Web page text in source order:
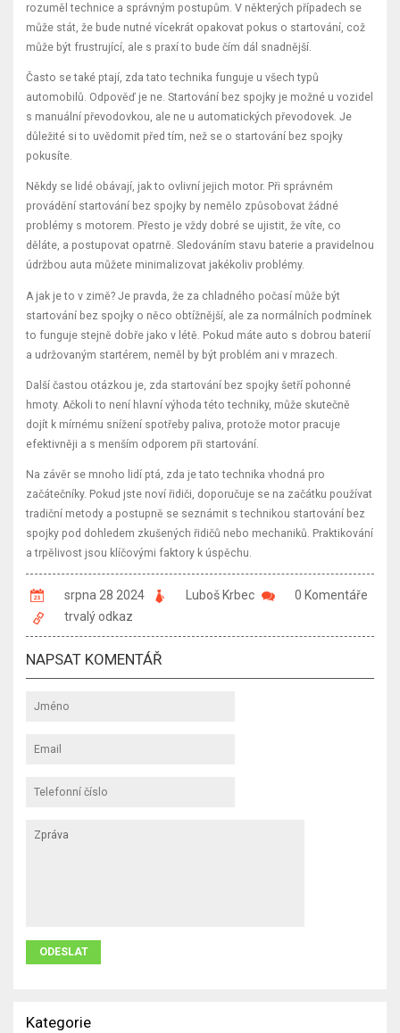
rozuměl technice a správným postupům. V některých případech se
může stát, že bude nutné vícekrát opakovat pokus o startování, což
může být frustrující, ale s praxí to bude čím dál snadnější.
Často se také ptají, zda tato technika funguje u všech typů
automobilů. Odpověď je ne. Startování bez spojky je možné u vozidel
s manuální převodovkou, ale ne u automatických převodovek. Je
důležité si to uvědomit před tím, než se o startování bez spojky
pokusíte.
Někdy se lidé obávají, jak to ovlivní jejich motor. Při správném
provádění startování bez spojky by nemělo způsobovat žádné
problémy s motorem. Přesto je vždy dobré se ujistit, že víte, co
děláte, a postupovat opatrně. Sledováním stavu baterie a pravidelnou
údržbou auta můžete minimalizovat jakékoliv problémy.
A jak je to v zimě? Je pravda, že za chladného počasí může být
startování bez spojky o něco obtížnější, ale za normálních podmínek
to funguje stejně dobře jako v létě. Pokud máte auto s dobrou baterií
a udržovaným startérem, neměl by být problém ani v mrazech.
Další častou otázkou je, zda startování bez spojky šetří pohonné
hmoty. Ačkoli to není hlavní výhoda této techniky, může skutečně
dojít k mírnému snížení spotřeby paliva, protože motor pracuje
efektivněji a s menším odporem při startování.
Na závěr se mnoho lidí ptá, zda je tato technika vhodná pro
začátečníky. Pokud jste noví řidiči, doporučuje se na začátku používat
tradiční metody a postupně se seznámit s technikou startování bez
spojky pod dohledem zkušených řidičů nebo mechaniků. Praktikování
a trpělivost jsou klíčovými faktory k úspěchu.
srpna 28 2024 Luboš Krbec
0 Komentáře
trvalý odkaz
NAPSAT KOMENTÁŘ
Kategorie